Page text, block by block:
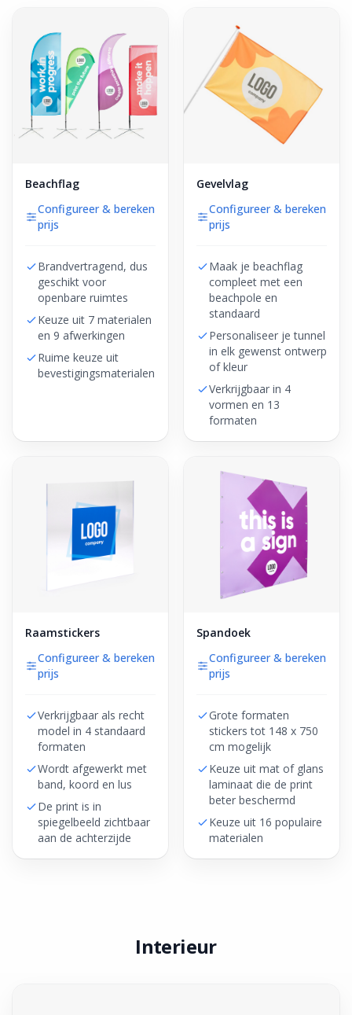
Beachflag
Configureer & bereken
prijs
Brandvertragend, dus
geschikt voor
openbare ruimtes
Keuze uit 7 materialen
en 9 afwerkingen
Ruime keuze uit
bevestigingsmaterialen
Gevelvlag
Configureer & bereken
prijs
Maak je beachflag
compleet met een
beachpole en
standaard
Personaliseer je tunnel
in elk gewenst ontwerp
of kleur
Verkrijgbaar in 4
vormen en 13
formaten
Raamstickers
Configureer & bereken
prijs
Verkrijgbaar als recht
model in 4 standaard
formaten
Wordt afgewerkt met
band, koord en lus
De print is in
spiegelbeeld zichtbaar
aan de achterzijde
Spandoek
Configureer & bereken
prijs
Grote formaten
stickers tot 148 x 750
cm mogelijk
Keuze uit mat of glans
laminaat die de print
beter beschermd
Keuze uit 16 populaire
materialen
Interieur